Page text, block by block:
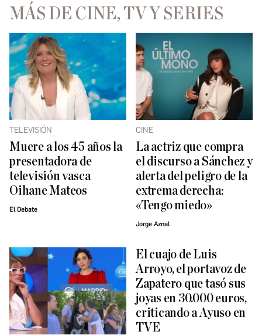
MÁS DE CINE, TV Y SERIES
TELEVISIÓN
Muere a los 45 años la
presentadora de
televisión vasca
Oihane Mateos
El Debate
CINE
La actriz que compra
el discurso a Sánchez y
alerta del peligro de la
extrema derecha:
«Tengo miedo»
Jorge Aznal
El cuajo de Luis
Arroyo, el portavoz de
Zapatero que tasó sus
joyas en 30.000 euros,
criticando a Ayuso en
TVE